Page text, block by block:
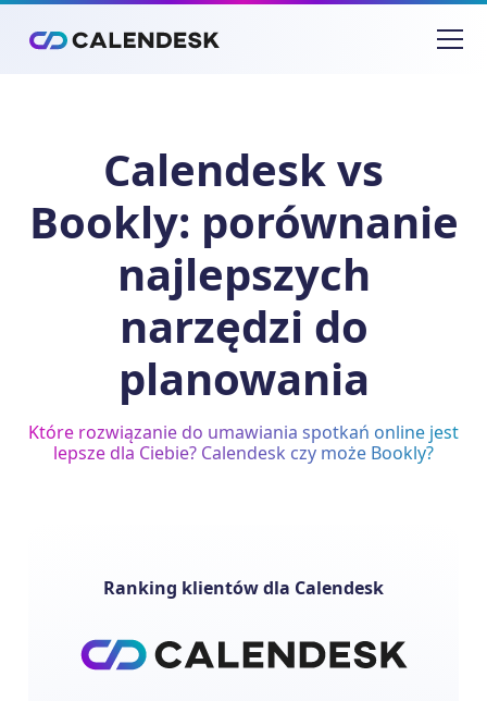
Calendesk vs
Bookly: porównanie
najlepszych
narzędzi do
planowania
Które rozwiązanie do umawiania spotkań online jest
lepsze dla Ciebie? Calendesk czy może Bookly?
Ranking klientów dla Calendesk